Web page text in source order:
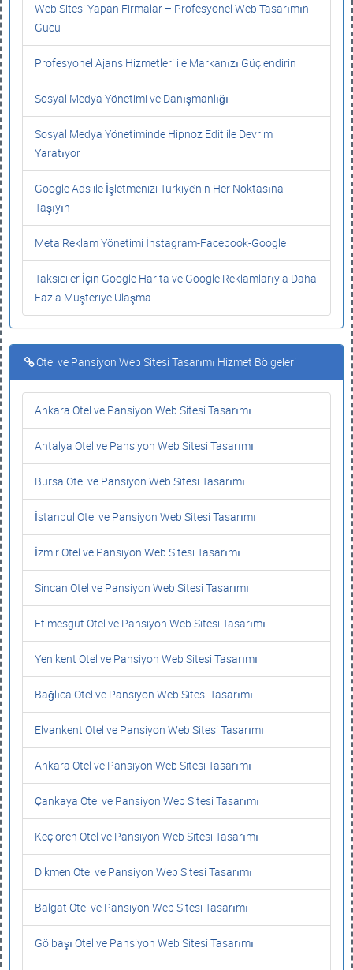
Web Sitesi Yapan Firmalar – Profesyonel Web Tasarımın
Gücü
Profesyonel Ajans Hizmetleri ile Markanızı Güçlendirin
Sosyal Medya Yönetimi ve Danışmanlığı
Sosyal Medya Yönetiminde Hipnoz Edit ile Devrim
Yaratıyor
Google Ads ile İşletmenizi Türkiye’nin Her Noktasına
Taşıyın
Meta Reklam Yönetimi İnstagram-Facebook-Google
Taksiciler İçin Google Harita ve Google Reklamlarıyla Daha
Fazla Müşteriye Ulaşma
Otel ve Pansiyon Web Sitesi Tasarımı Hizmet Bölgeleri
Ankara Otel ve Pansiyon Web Sitesi Tasarımı
Antalya Otel ve Pansiyon Web Sitesi Tasarımı
Bursa Otel ve Pansiyon Web Sitesi Tasarımı
İstanbul Otel ve Pansiyon Web Sitesi Tasarımı
İzmir Otel ve Pansiyon Web Sitesi Tasarımı
Sincan Otel ve Pansiyon Web Sitesi Tasarımı
Etimesgut Otel ve Pansiyon Web Sitesi Tasarımı
Yenikent Otel ve Pansiyon Web Sitesi Tasarımı
Bağlıca Otel ve Pansiyon Web Sitesi Tasarımı
Elvankent Otel ve Pansiyon Web Sitesi Tasarımı
Ankara Otel ve Pansiyon Web Sitesi Tasarımı
Çankaya Otel ve Pansiyon Web Sitesi Tasarımı
Keçiören Otel ve Pansiyon Web Sitesi Tasarımı
Dikmen Otel ve Pansiyon Web Sitesi Tasarımı
Balgat Otel ve Pansiyon Web Sitesi Tasarımı
Gölbaşı Otel ve Pansiyon Web Sitesi Tasarımı